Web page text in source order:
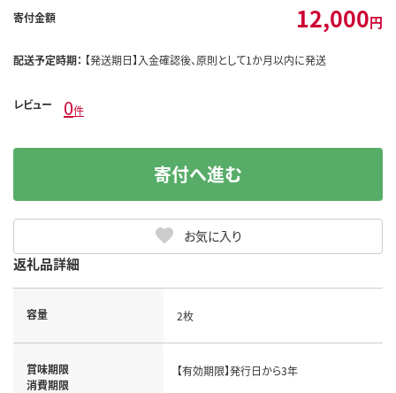
寄付金額 12,000円
配送予定時期： 【発送期日】入金確認後、原則として1か月以内に発送
レビュー 0件
お気に入り
寄付へ進む
返礼品詳細
容量 2枚
賞味期限
消費期限
【有効期限】発行日から3年